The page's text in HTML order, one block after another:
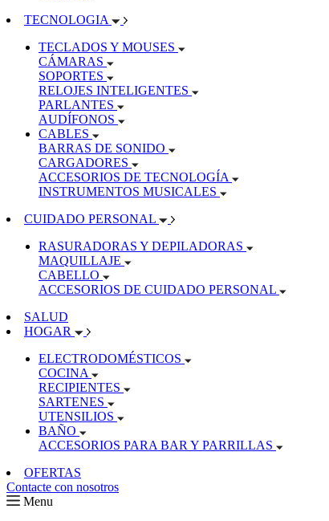
TECNOLOGIA
TECLADOS Y MOUSES
CÁMARAS
SOPORTES
RELOJES INTELIGENTES
PARLANTES
AUDÍFONOS
CABLES
BARRAS DE SONIDO
CARGADORES
ACCESORIOS DE TECNOLOGÍA
INSTRUMENTOS MUSICALES
CUIDADO PERSONAL
RASURADORAS Y DEPILADORAS
MAQUILLAJE
CABELLO
ACCESORIOS DE CUIDADO PERSONAL
SALUD
HOGAR
ELECTRODOMÉSTICOS
COCINA
RECIPIENTES
SARTENES
UTENSILIOS
BAÑO
ACCESORIOS PARA BAR Y PARRILLAS
OFERTAS
Contacte con nosotros
Menu